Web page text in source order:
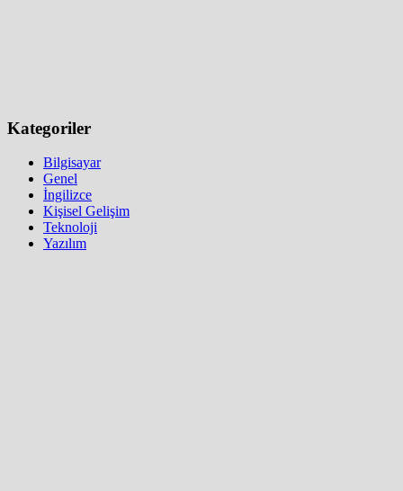
Kategoriler
Bilgisayar
Genel
İngilizce
Kişisel Gelişim
Teknoloji
Yazılım